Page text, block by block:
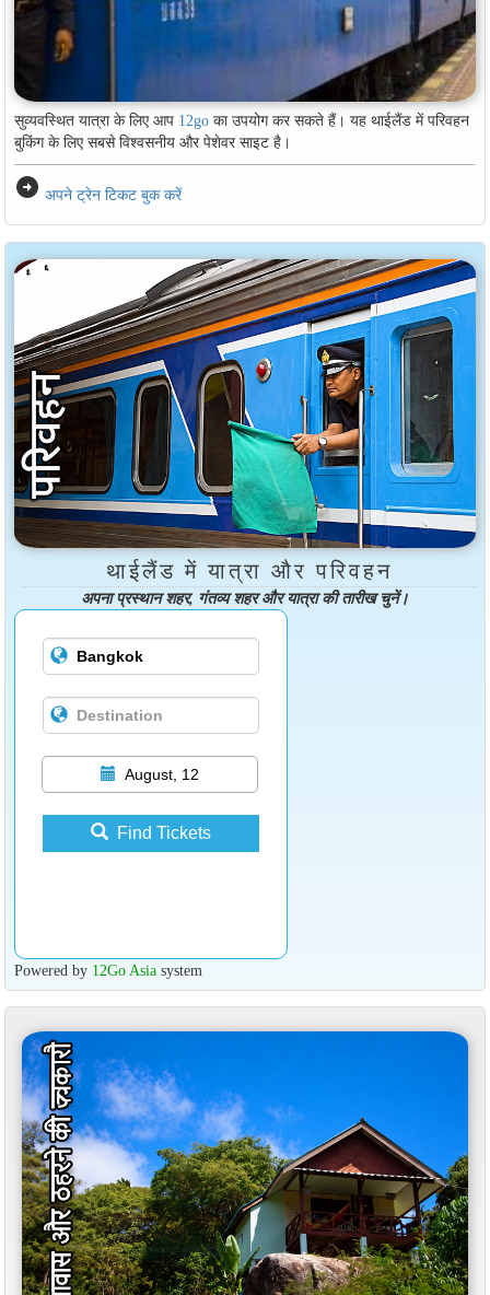
सुव्यवस्थित यात्रा के लिए आप 12goका उपयोग कर सकते हैं। यह थाईलैंड में परिवहन
बुकिंग के लिए सबसे विश्वसनीय और पेशेवर साइट है।
arrow_circle_right अपने ट्रेन टिकट बुक करें
थाईलैंड में यात्रा और परिवहन
अपना प्रस्थान शहर, गंतव्य शहर और यात्रा की तारीख चुनें।
August, 12
Find Tickets
Powered by 12Go Asiasystem